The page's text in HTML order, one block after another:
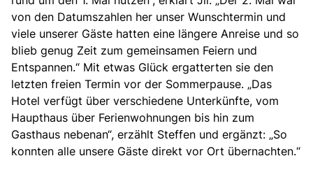
von den Datumszahlen her unser Wunschtermin und
viele unserer Gäste hatten eine längere Anreise und so
blieb genug Zeit zum gemeinsamen Feiern und
Entspannen.“ Mit etwas Glück ergatterten sie den
letzten freien Termin vor der Sommerpause. „Das
Hotel verfügt über verschiedene Unterkünfte, vom
Haupthaus über Ferienwohnungen bis hin zum
Gasthaus nebenan“, erzählt Steffen und ergänzt: „So
konnten alle unsere Gäste direkt vor Ort übernachten.“